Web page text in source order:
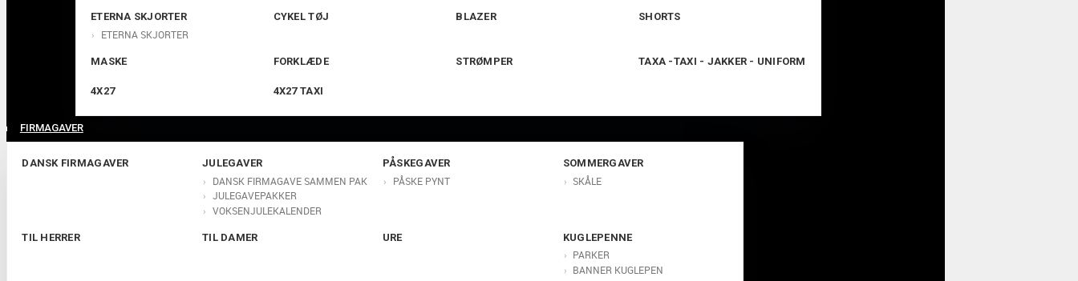
FIRMAGAVER
DANSK FIRMAGAVER JULEGAVER
DANSK FIRMAGAVE SAMMEN PAK
JULEGAVEPAKKER
VOKSENJULEKALENDER
PÅSKEGAVER
PÅSKE PYNT
SOMMERGAVER
SKÅLE
TIL HERRER TIL DAMER URE KUGLEPENNE
PARKER
BANNER KUGLEPEN
ETERNA SKJORTER
ETERNA SKJORTER
CYKEL TØJ BLAZER SHORTS
MASKE FORKLÆDE STRØMPER TAXA -TAXI - JAKKER - UNIFORM
4X27 4X27 TAXI